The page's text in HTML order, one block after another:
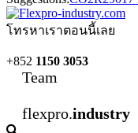
โทรหาเราตอนนี้เลย
+852 1150 3053
Team
flexpro.industry